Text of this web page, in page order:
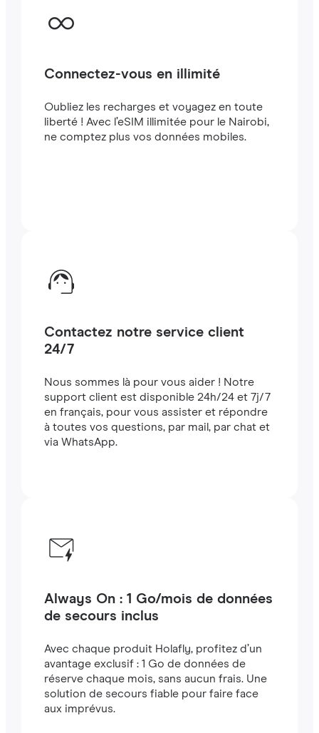
Connectez-vous en illimité
Oubliez les recharges et voyagez en toute
liberté ! Avec l’eSIM illimitée pour le Nairobi,
ne comptez plus vos données mobiles.
Contactez notre service client
24/7
Nous sommes là pour vous aider ! Notre
support client est disponible 24h/24 et 7j/7
en français, pour vous assister et répondre
à toutes vos questions, par mail, par chat et
via WhatsApp.
Always On : 1 Go/mois de données
de secours inclus
Avec chaque produit Holafly, profitez d’un
avantage exclusif : 1 Go de données de
réserve chaque mois, sans aucun frais. Une
solution de secours fiable pour faire face
aux imprévus.